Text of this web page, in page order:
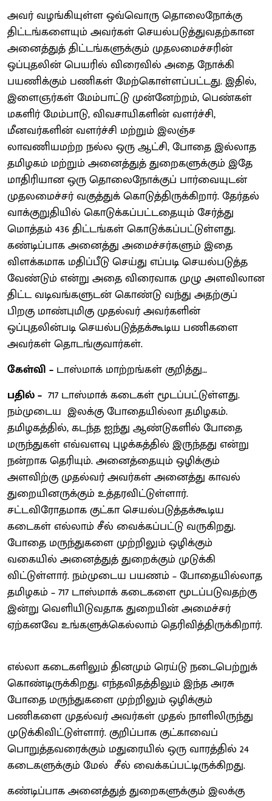
அவர் வழங்கியுள்ள ஒவ்வொரு தொலைநோக்கு
திட்டங்களையும் அவர்கள் செயல்படுத்துவதற்கான
அனைத்துத் திட்டங்களுக்கும் முதலமைச்சரின்
ஒப்புதலின் பெயரில் விரைவில் அதை நோக்கி
பயணிக்கும் பணிகள் மேற்கொள்ளப்பட்டது. இதில்,
இளைஞர்கள் மேம்பாட்டு முன்னேற்றம், பெண்கள்
மகளிர் மேம்பாடு, விவசாயிகளின் வளர்ச்சி,
மீனவர்களின் வளர்ச்சி மற்றும் இலஞ்ச
லாவணியமற்ற நல்ல ஒரு ஆட்சி, போதை இல்லாத
தமிழகம் மற்றும் அனைத்துத் துறைகளுக்கும் இதே
மாதிரியான ஒரு தொலைநோக்குப் பார்வையுடன்
முதலமைச்சர் வகுத்துக் கொடுத்திருக்கிறார். தேர்தல்
வாக்குறுதியில் கொடுக்கப்பட்டதையும் சேர்த்து
மொத்தம் 436 திட்டங்கள் கொடுக்கப்பட்டுள்ளது.
கண்டிப்பாக அனைத்து அமைச்சர்களும் இதை
விளக்கமாக மதிப்பீடு செய்து எப்படி செயல்படுத்த
வேண்டும் என்று அதை விரைவாக முழு அளவிலான
திட்ட வடிவங்களுடன் கொண்டு வந்து அதற்குப்
பிறகு மாண்புமிகு முதல்வர் அவர்களின்
ஒப்புதலின்படி செயல்படுத்தக்கூடிய பணிகளை
அவர்கள் தொடங்குவார்கள்.
கேள்வி – டாஸ்மாக் மாற்றங்கள் குறித்து…
பதில் – 717 டாஸ்மாக் கடைகள் மூடப்பட்டுள்ளது.
நம்முடைய இலக்கு போதையில்லா தமிழகம்.
தமிழகத்தில், கடந்த ஐந்து ஆண்டுகளில் போதை
மருந்துகள் எவ்வளவு புழக்கத்தில் இருந்தது என்று
நன்றாக தெரியும். அனைத்தையும் ஒழிக்கும்
அளவிற்கு முதல்வர் அவர்கள் அனைத்து காவல்
துறையினருக்கும் உத்தரவிட்டுள்ளார்.
சட்டவிரோதமாக குட்கா செயல்படுத்தக்கூடிய
கடைகள் எல்லாம் சீல் வைக்கப்பட்டு வருகிறது.
போதை மருந்துகளை முற்றிலும் ஒழிக்கும்
வகையில் அனைத்துத் துறைக்கும் முடுக்கி
விட்டுள்ளார். நம்முடைய பயணம் – போதையில்லாத
தமிழகம் – 717 டாஸ்மாக் கடைகளை மூடப்படுவதற்கு
இன்று வெளியிடுவதாக துறையின் அமைச்சர்
ஏற்கனவே உங்களுக்கெல்லாம் தெரிவித்திருக்கிறார்.
எல்லா கடைகளிலும் தினமும் ரெய்டு நடைபெற்றுக்
கொண்டிருக்கிறது. எந்தவிதத்திலும் இந்த அரசு
போதை மருந்துகளை முற்றிலும் ஒழிக்கும்
பணிகளை முதல்வர் அவர்கள் முதல் நாளிலிருந்து
முடுக்கிவிட்டுள்ளார். குறிப்பாக குட்காவைப்
பொறுத்தவரைக்கும் மதுரையில் ஒரு வாரத்தில் 24
கடைகளுக்கும் மேல் சீல் வைக்கப்பட்டிருக்கிறது.
கண்டிப்பாக அனைத்துத் துறைகளுக்கும் இலக்கு